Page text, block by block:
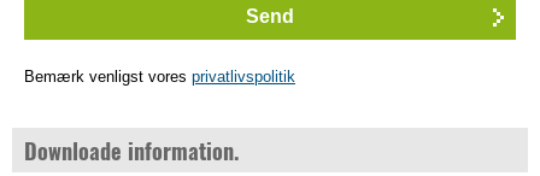
Bemærk venligst vores privatlivspolitik
Downloade information.